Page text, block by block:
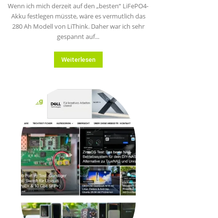
Wenn ich mich derzeit auf den „besten“ LiFePO4-
Akku festlegen müsste, wäre es vermutlich das
280 Ah Modell von LiThink. Daher war ich sehr
gespannt auf...
Weiterlesen